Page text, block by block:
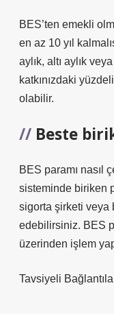
BES’ten emekli
en az 10 yıl
aylık, altı aylık
katkınızdaki
olabilir.
Beste
BES paramı nasıl
sisteminde biriken
sigorta şirketi veya
edebilirsiniz. BES
üzerinden işlem
Tavsiyeli